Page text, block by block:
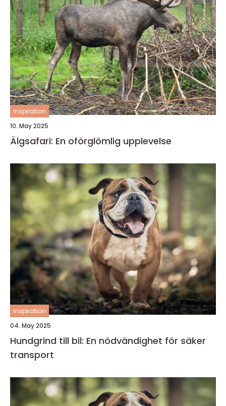
inspiration
10. May 2025
Älgsafari: En oförglömlig upplevelse
inspiration
04. May 2025
Hundgrind till bil: En nödvändighet för säker
transport